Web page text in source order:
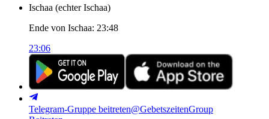
Ischaa (echter Ischaa)
Ende von Ischaa: 23:48
23:06
Telegram-Gruppe beitreten@GebetszeitenGroup